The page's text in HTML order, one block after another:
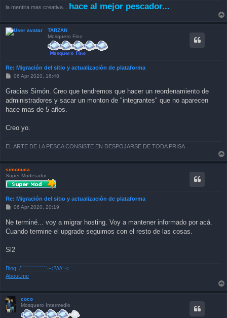
la mentira mas creativa.... hace al mejor pescador...
TARZAN
Mosquero Fino
Re: Migración del sitio y actualización de plataforma
P
t
06 Apr 2020, 16:48
Gracias Simón. Creo que tendremos que hacer un reordenamiento de
administradores y sacar un monton de "integrantes" que no aparecen
hace mas de 5 años.
Creo yo.
EL ARTE DE LA PESCA CONSISTE EN DESPOJARSE DE TODA PRISA
simonuca
Super Moderador
Re: Migración del sitio y actualización de plataforma
P
t
06 Apr 2020, 20:19
Ne terminé... voy a migrar hosting. Voy a mantener informado por acá.
Cuando termine el upgrade seguimos con el resto de las cosas.
Sl2
Blog: /`````````````~<?////=<
About.me
coco
Mosquero Intermedio